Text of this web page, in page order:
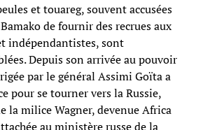
et touareg, souvent accusées
de fournir des recrues aux
indépendantistes, sont
Depuis son arrivée au pouvoir
par le général Assimi Goïta a
pour se tourner vers la Russie,
la milice Wagner, devenue Africa
au ministère russe de la